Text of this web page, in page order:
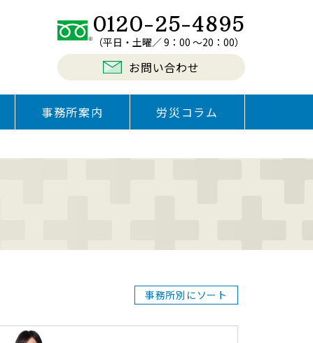
0120-25-4895
（平日・土曜／ 9：00 〜20：00）
お問い合わせ
事務所案内 労災コラム
事務所別にソート